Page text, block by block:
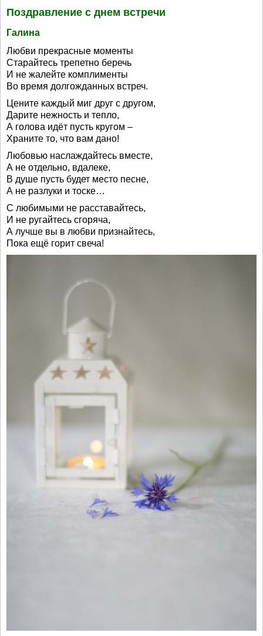
Поздравление с днем встречи
Галина
Любви прекрасные моменты
Старайтесь трепетно беречь
И не жалейте комплименты
Во время долгожданных встреч.
Цените каждый миг друг с другом,
Дарите нежность и тепло,
А голова идёт пусть кругом –
Храните то, что вам дано!
Любовью наслаждайтесь вместе,
А не отдельно, вдалеке,
В душе пусть будет место песне,
А не разлуки и тоске…
С любимыми не расставайтесь,
И не ругайтесь сгоряча,
А лучше вы в любви признайтесь,
Пока ещё горит свеча!